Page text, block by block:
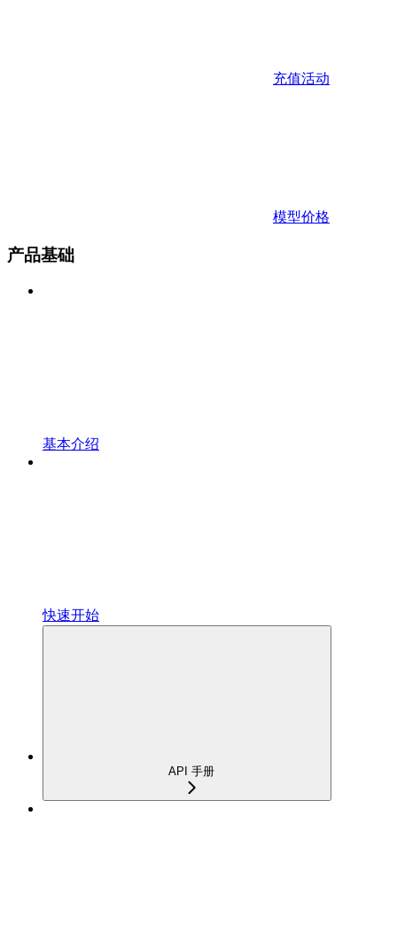
充值活动
模型价格
产品基础
基本介绍
快速开始
API 手册